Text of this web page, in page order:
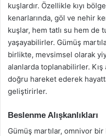
kuşlardır. Özellikle kıyı
kenarlarında, göl ve nehir
kuşlar, hem tatlı su hem de
yaşayabilirler. Gümüş
birlikte, mevsimsel olarak
alanlarda toplanabilirler. Kış
doğru hareket ederek
geliştirirler.
Beslenme Alışkanlıkları
Gümüş martılar, omnivor